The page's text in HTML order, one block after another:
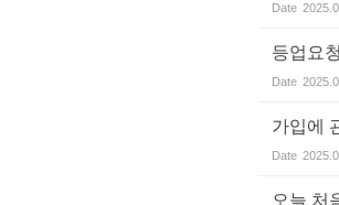
Date
등업요
Date
가입에
Date
오늘 처